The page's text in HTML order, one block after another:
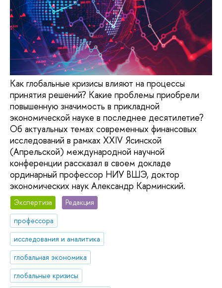
Как глобальные кризисы влияют на процессы
принятия решений? Какие проблемы приобрели
повышенную значимость в прикладной
экономической науке в последнее десятилетие?
Об актуальных темах современных финансовых
исследований в рамках XXIV Ясинской
(Апрельской) международной научной
конференции рассказал в своем докладе
ординарный профессор НИУ ВШЭ, доктор
экономических наук Александр Карминский.
Экспертиза
Редакция
профессора
исследования и аналитика
глобальная экономика
глобальные кризисы